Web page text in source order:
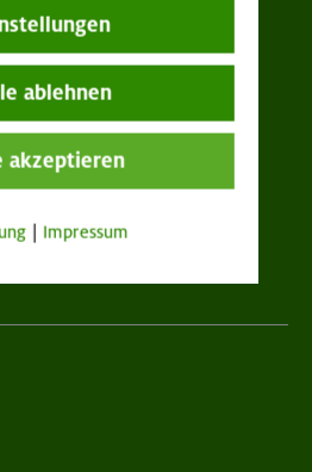
ablehnen
akzeptieren
Impressum